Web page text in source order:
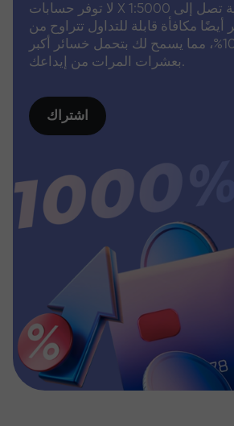
لا توفر حسابات X الخاصة رافعة مالية تصل إلى 1:5000
مكافأة قابلة للتداول تتراوح من
1000% إلى 10000%، مما يسمح لك بتحمل خسائر أكبر
بعشرات المرات من إيداعك.
اشتراك